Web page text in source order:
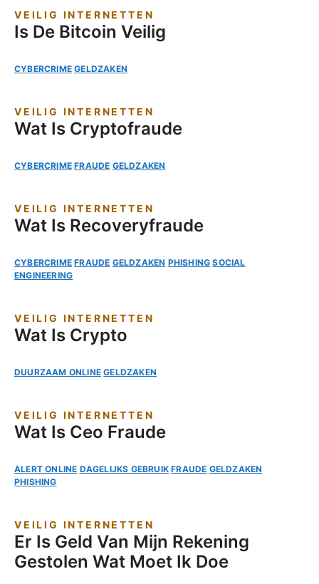
VEILIG INTERNETTEN
Is De Bitcoin Veilig
CYBERCRIME GELDZAKEN
VEILIG INTERNETTEN
Wat Is Cryptofraude
CYBERCRIME FRAUDE GELDZAKEN
VEILIG INTERNETTEN
Wat Is Recoveryfraude
CYBERCRIME FRAUDE GELDZAKEN PHISHING SOCIAL
ENGINEERING
VEILIG INTERNETTEN
Wat Is Crypto
DUURZAAM ONLINE GELDZAKEN
VEILIG INTERNETTEN
Wat Is Ceo Fraude
ALERT ONLINE DAGELIJKS GEBRUIK FRAUDE GELDZAKEN
PHISHING
VEILIG INTERNETTEN
Er Is Geld Van Mijn Rekening
Gestolen Wat Moet Ik Doe